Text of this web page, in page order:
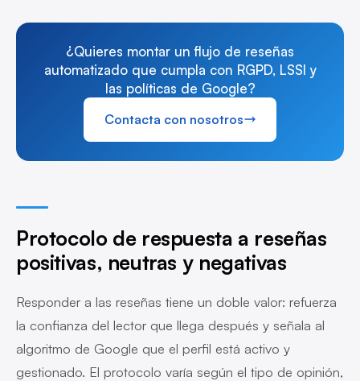
¿Quieres montar un flujo de reseñas
automatizado que cumpla con RGPD, LSSI y
las políticas de Google?
Contacta con nosotros
Protocolo de respuesta a reseñas
positivas, neutras y negativas
Responder a las reseñas tiene un doble valor: refuerza
la confianza del lector que llega después y señala al
algoritmo de Google que el perfil está activo y
gestionado. El protocolo varía según el tipo de opinión,